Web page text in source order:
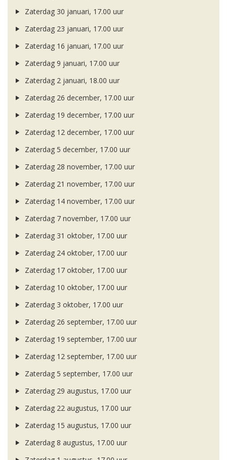
Zaterdag 30 januari, 17.00 uur
Zaterdag 23 januari, 17.00 uur
Zaterdag 16 januari, 17.00 uur
Zaterdag 9 januari, 17.00 uur
Zaterdag 2 januari, 18.00 uur
Zaterdag 26 december, 17.00 uur
Zaterdag 19 december, 17.00 uur
Zaterdag 12 december, 17.00 uur
Zaterdag 5 december, 17.00 uur
Zaterdag 28 november, 17.00 uur
Zaterdag 21 november, 17.00 uur
Zaterdag 14 november, 17.00 uur
Zaterdag 7 november, 17.00 uur
Zaterdag 31 oktober, 17.00 uur
Zaterdag 24 oktober, 17.00 uur
Zaterdag 17 oktober, 17.00 uur
Zaterdag 10 oktober, 17.00 uur
Zaterdag 3 oktober, 17.00 uur
Zaterdag 26 september, 17.00 uur
Zaterdag 19 september, 17.00 uur
Zaterdag 12 september, 17.00 uur
Zaterdag 5 september, 17.00 uur
Zaterdag 29 augustus, 17.00 uur
Zaterdag 22 augustus, 17.00 uur
Zaterdag 15 augustus, 17.00 uur
Zaterdag 8 augustus, 17.00 uur